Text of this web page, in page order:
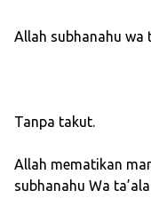
Allah subhanahu wa
Tanpa takut.
Allah mematikan
subhanahu Wa